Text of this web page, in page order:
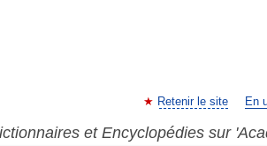
Retenir le site En
et Encyclopédies sur